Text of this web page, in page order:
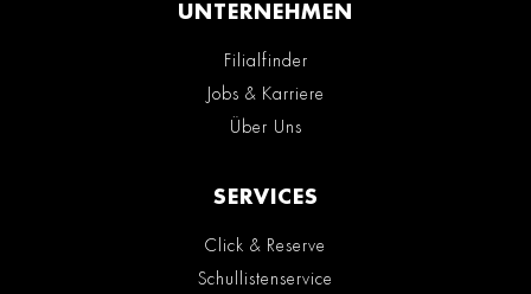
UNTERNEHMEN
Filialfinder
Jobs & Karriere
Über Uns
SERVICES
Click & Reserve
Schullistenservice